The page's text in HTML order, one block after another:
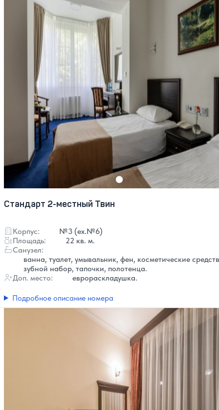
Стандарт 2-местный Твин
Корпус:
№3 (ex.№6)
Площадь:
22 кв. м.
Санузел:
ванна, туалет, умывальник, фен, косметические
зубной набор, тапочки, полотенца.
Доп. место:
еврораскладушка.
Подробное описание номера